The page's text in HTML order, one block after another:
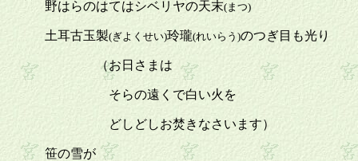
野はらのはてはシベリヤの天末(まつ)
土耳古玉製(ぎよくせい)玲瓏(れいらう)のつぎ目も光り
（お日さまは
そらの遠くで白い火を
どしどしお焚きなさいます）
笹の雪が